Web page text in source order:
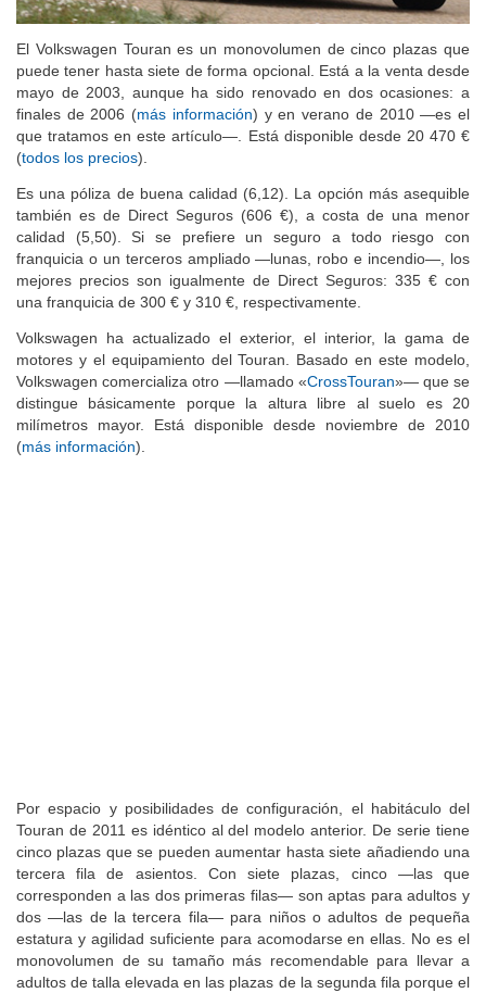
El Volkswagen Touran es un monovolumen de cinco plazas que
puede tener hasta siete de forma opcional. Está a la venta desde
mayo de 2003, aunque ha sido renovado en dos ocasiones: a
finales de 2006 (más información) y en verano de 2010 —es el
que tratamos en este artículo—. Está disponible desde 20 470 €
(todos los precios).
Volkswagen ha actualizado el exterior, el interior, la gama de
motores y el equipamiento del Touran. Basado en este modelo,
Volkswagen comercializa otro —llamado «CrossTouran»— que se
distingue básicamente porque la altura libre al suelo es 20
milímetros mayor. Está disponible desde noviembre de 2010
(más información).
Por espacio y posibilidades de configuración, el habitáculo del
Touran de 2011 es idéntico al del modelo anterior. De serie tiene
cinco plazas que se pueden aumentar hasta siete añadiendo una
tercera fila de asientos. Con siete plazas, cinco —las que
corresponden a las dos primeras filas— son aptas para adultos y
dos —las de la tercera fila— para niños o adultos de pequeña
estatura y agilidad suficiente para acomodarse en ellas. No es el
monovolumen de su tamaño más recomendable para llevar a
adultos de talla elevada en las plazas de la segunda fila porque el
Es una póliza de buena calidad (6,12). La opción más asequible
también es de Direct Seguros (606 €), a costa de una menor
calidad (5,50). Si se prefiere un seguro a todo riesgo con
franquicia o un terceros ampliado —lunas, robo e incendio—, los
mejores precios son igualmente de Direct Seguros: 335 € con
una franquicia de 300 € y 310 €, respectivamente.